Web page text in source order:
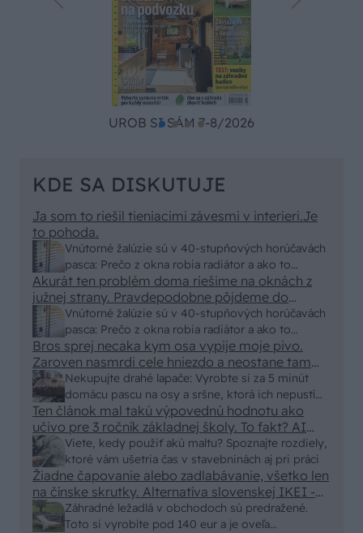
UROB SI SÁM 7-8/2026
KDE SA DISKUTUJE
Vnútorné žalúzie sú v 40-stupňových horúčavách
pasca: Prečo z okna robia radiátor a ako to
vyriešiť za pár eur?
Ja som to riešil tieniacimi závesmi v interieri.Je
to pohoda.
Vnútorné žalúzie sú v 40-stupňových horúčavách
pasca: Prečo z okna robia radiátor a ako to
vyriešiť za pár eur?
Akurát ten problém doma riešime na oknách z
južnej strany. Pravdepodobne pôjdeme do
vonkajšieho tienenia na spôsob markízy
250x150cm. Čínsky predajcovia idú okolo 100
eur kus.
Nekupujte drahé lapače: Vyrobte si za 5 minút
domácu pascu na osy a sršne, ktorá ich nepustí
von
Bros sprej necaka kym osa vypije moje pivo.
Zaroven nasmrdi cele hniezdo a neostane tam
nic zive. Vasa pasca naucinke moc efektivne.
Skor pritiahne slimaky
Viete, kedy použiť akú maltu? Spoznajte rozdiely,
ktoré vám ušetria čas v stavebninách aj pri práci
Ten článok mal takú výpovednú hodnotu ako
učivo pre 3 ročník základnej školy. To fakt? AI
alebo nejaka kniha z VŠ? Dnešné rychlotvrdnuce
malty - pevnosť 40 Mpa a doba schnutia tak 15
minut , k tomu vodotesné s kryštálikou. A rozdiel
- schnutie a zretie. Nič?
Záhradné ležadlá v obchodoch sú predražené.
Toto si vyrobíte pod 140 eur a je oveľa
Žiadne čapovanie alebo zadlabávanie, všetko len
na čínske skrutky. Alternatíva slovenskej IKEI -
čo sa týka pevnosti. Autor si nedal veľa námahy s
remeselným spracovaním, škoda. No lepšie než